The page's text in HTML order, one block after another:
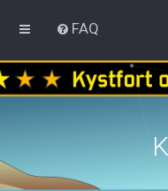
FAQ